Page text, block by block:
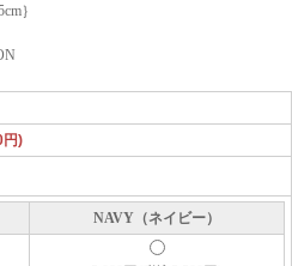
｝
円)
NAVY（ネイビー）